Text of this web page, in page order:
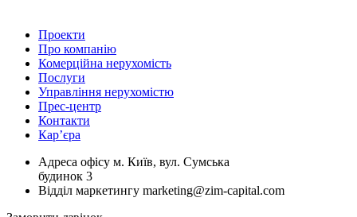
Проекти
Про компанію
Комерційна нерухомість
Послуги
Управління нерухомістю
Прес-центр
Контакти
Кар’єра
Адреса офісу м. Київ, вул. Сумська
будинок 3
Відділ маркетингу marketing@zim-capital.com